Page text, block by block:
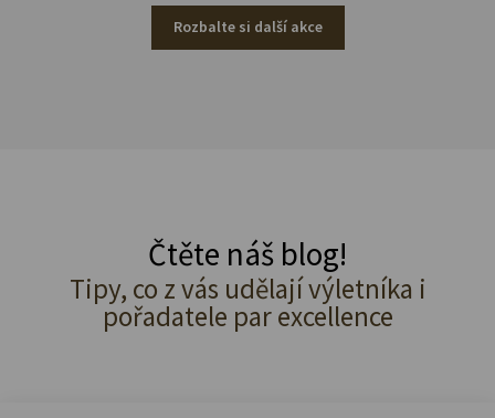
Rozbalte si další akce
Čtěte náš blog!
Tipy, co z vás udělají výletníka i
pořadatele par excellence